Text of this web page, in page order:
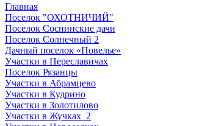
Главная
Поселок "ОХОТНИЧИЙ"
Поселок Соснинские дачи
Поселок Солнечный 2
Дачный поселок «Повелье»
Участки в Переславичах
Поселок Рязанцы
Участки в Абрамцево
Участки в Кудрино
Участки в Золотилово
Участки в Жучках_2